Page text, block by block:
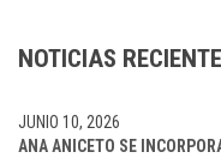
NOTICIAS
ANA ANICETO SE
JUNIO 10, 2026